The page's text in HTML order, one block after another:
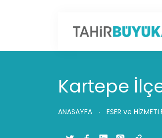
Kartepe
ANASAYFA ESER ve